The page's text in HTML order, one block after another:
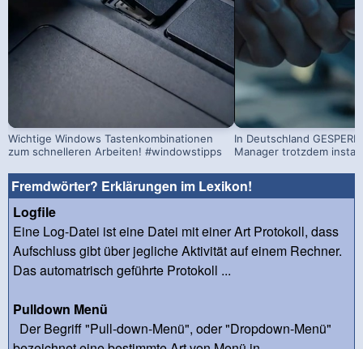
Wichtige Windows Tastenkombinationen
zum schnelleren Arbeiten! #windowstipps
In Deutschland
Manager trotzdem
Fremdwörter? Erklärungen im Lexikon!
Logfile
Eine Log-Datei ist eine Datei mit einer Art Protokoll, dass
Aufschluss gibt über jegliche Aktivität auf einem Rechner.
Das automatrisch geführte Protokoll ...
Pulldown Menü
Der Begriff "Pull-down-Menü", oder "Dropdown-Menü"